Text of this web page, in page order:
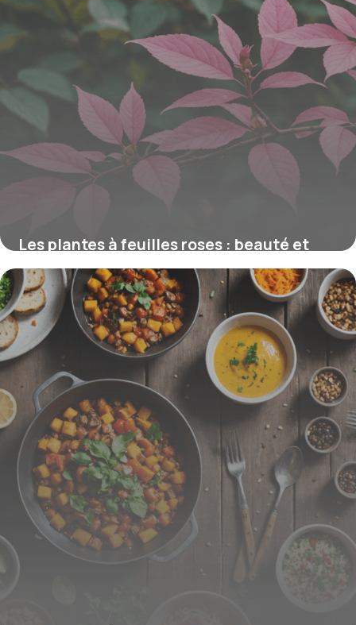
Les plantes à feuilles roses : beauté et
propriétés dépolluantes naturelles
15 juin 2026